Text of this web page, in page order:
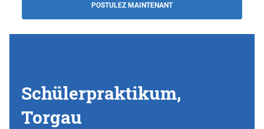
POSTULEZ MAINTENANT
Schülerpraktikum,
Torgau